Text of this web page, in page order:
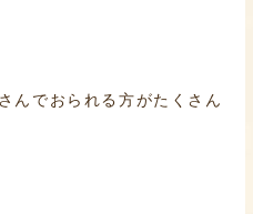
んでおられる方がたくさん